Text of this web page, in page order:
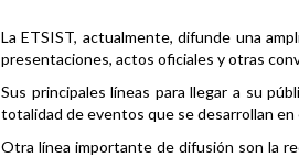
La ETSIST, actualmente, difunde una
presentaciones, actos oficiales y otras
Sus principales líneas para llegar a su
totalidad de eventos que se desarrollan en
Otra línea importante de difusión son la